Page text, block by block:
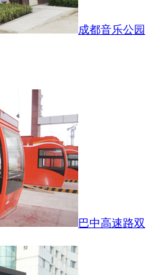
成都音乐公园
巴中高速路双